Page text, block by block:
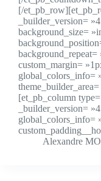
[/
_builder_version=
background_size=
background_repeat=
custom_margin=
global_colors_info=
[et_pb_column
_builder_version=
global_colors_info=
Alexandre